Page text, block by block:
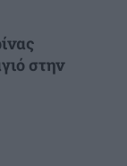
στην